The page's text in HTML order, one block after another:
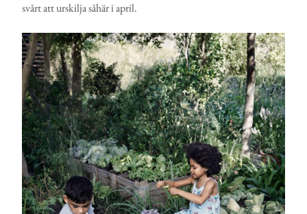
svårt att urskilja såhär i april.